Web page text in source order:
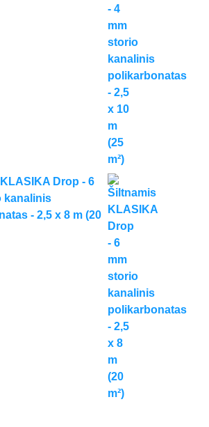
Drop - 6
kanalinis
- 2,5 x 8 m (20